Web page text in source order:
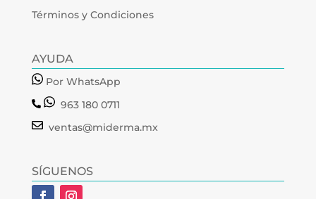
Términos y Condiciones
AYUDA
Por WhatsApp
963 180 0711
ventas@miderma.mx
SÍGUENOS